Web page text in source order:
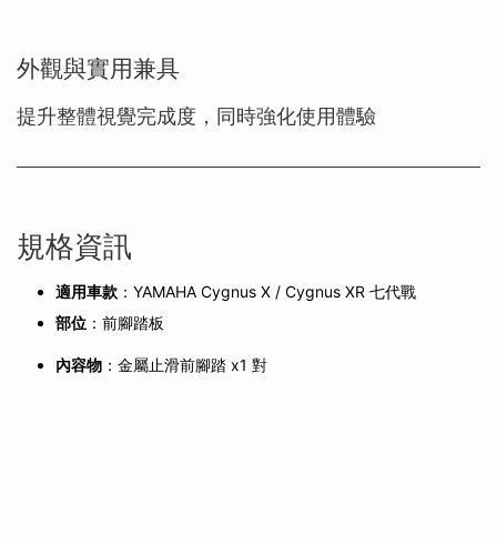
外觀與實用兼具
提升整體視覺完成度，同時強化使用體驗
規格資訊
適用車款 ：YAMAHA Cygnus X / Cygnus XR 七代戰
部位 ：前腳踏板
內容物 ：金屬止滑前腳踏 x1 對